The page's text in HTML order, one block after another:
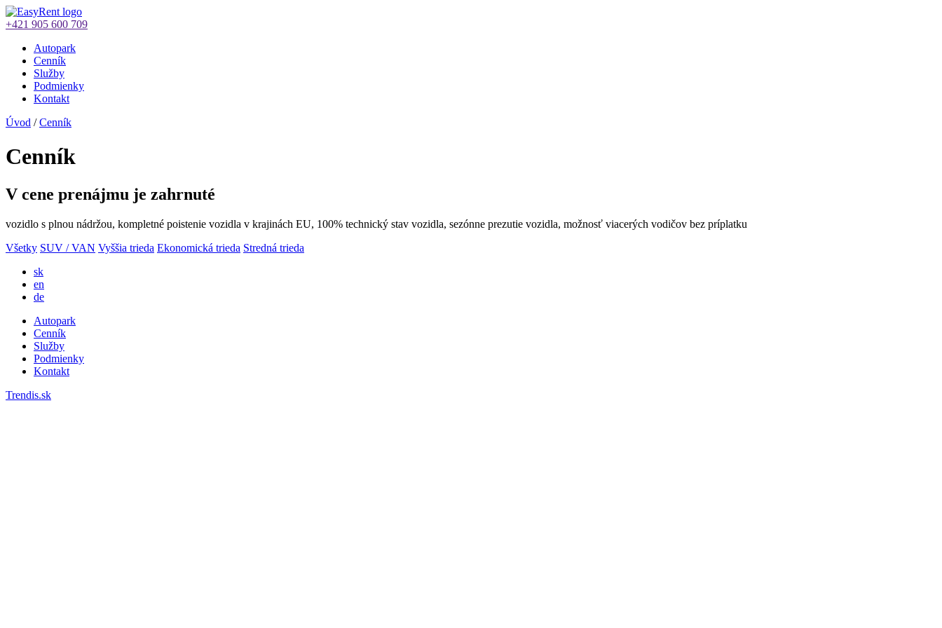
+421 905 600 709
Autopark
Cenník
Služby
Podmienky
Kontakt
Úvod /Cenník
Cenník
V cene prenájmu je zahrnuté
vozidlo s plnou nádržou, kompletné poistenie vozidla v krajinách EU, 100% technický stav vozidla, sezónne prezutie vozidla, možnosť viacerých vodičov bez príplatku
Všetky SUV / VAN Vyššia trieda Ekonomická trieda Stredná trieda
sk
en
de
Autopark
Cenník
Služby
Podmienky
Kontakt
Trendis.sk